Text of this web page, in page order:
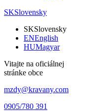
SKSlovensky
SKSlovensky
ENEnglish
HUMagyar
Vitajte na oficiálnej
stránke obce
mzdy@kravany.com
0905/780 391